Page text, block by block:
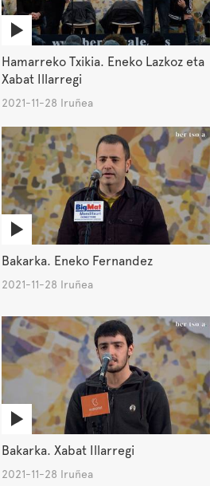
Hamarreko Txikia. Eneko Lazkoz eta
Xabat Illarregi
2021-11-28 Iruñea
Bakarka. Eneko Fernandez
2021-11-28 Iruñea
Bakarka. Xabat Illarregi
2021-11-28 Iruñea